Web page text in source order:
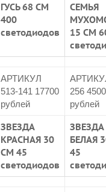
ГУСЬ 68 СМ
400
светодиодов
СЕМЬЯ
15 СМ
АРТИКУЛ
513-141 17700
рублей
256 4500
рублей
ЗВЕЗДА
КРАСНАЯ 30
СМ 45
светодиодов
ЗВЕЗДА
БЕЛАЯ
45